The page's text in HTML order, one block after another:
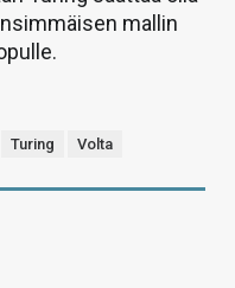
mallin
Turing Volta